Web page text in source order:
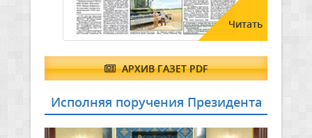
Читать
АРХИВ ГАЗЕТ PDF
Исполняя поручения Президента